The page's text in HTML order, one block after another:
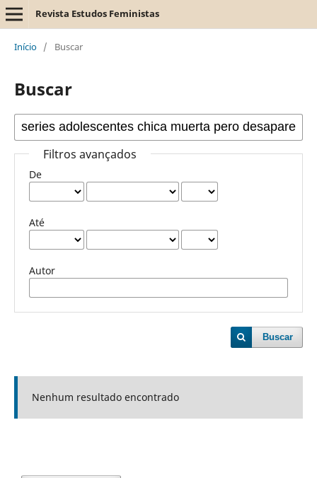
Revista Estudos Feministas
Início / Buscar
Buscar
Filtros avançados
De
Até
Autor
Buscar
Nenhum resultado encontrado